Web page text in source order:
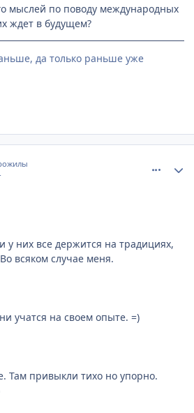
мыслей по поводу международных
ждет в будущем?
да только раньше уже
у них все держится на традициях,
всяком случае меня.
учатся на своем опыте. =)
Там привыкли тихо но упорно.